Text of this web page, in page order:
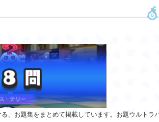
、お題集をまとめて掲載しています。お題ウルトラ